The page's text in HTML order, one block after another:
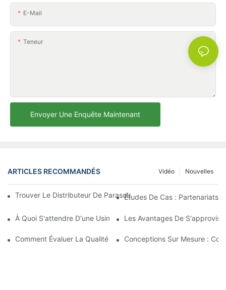
E-Mail
Teneur
Envoyer Une Enquête Maintenant
ARTICLES RECOMMANDÉS Nouvelles
Vidéo
Trouver Le Distributeur De Parasols De Plage Idéal Pour Votre
Études De Cas : Partenariats
À Quoi S'attendre D'une Usine De Chaises Longues D'extérieur
Les Avantages De
Comment Évaluer La Qualité D'une Usine De Chaises Longues
Conceptions Sur Mesure :